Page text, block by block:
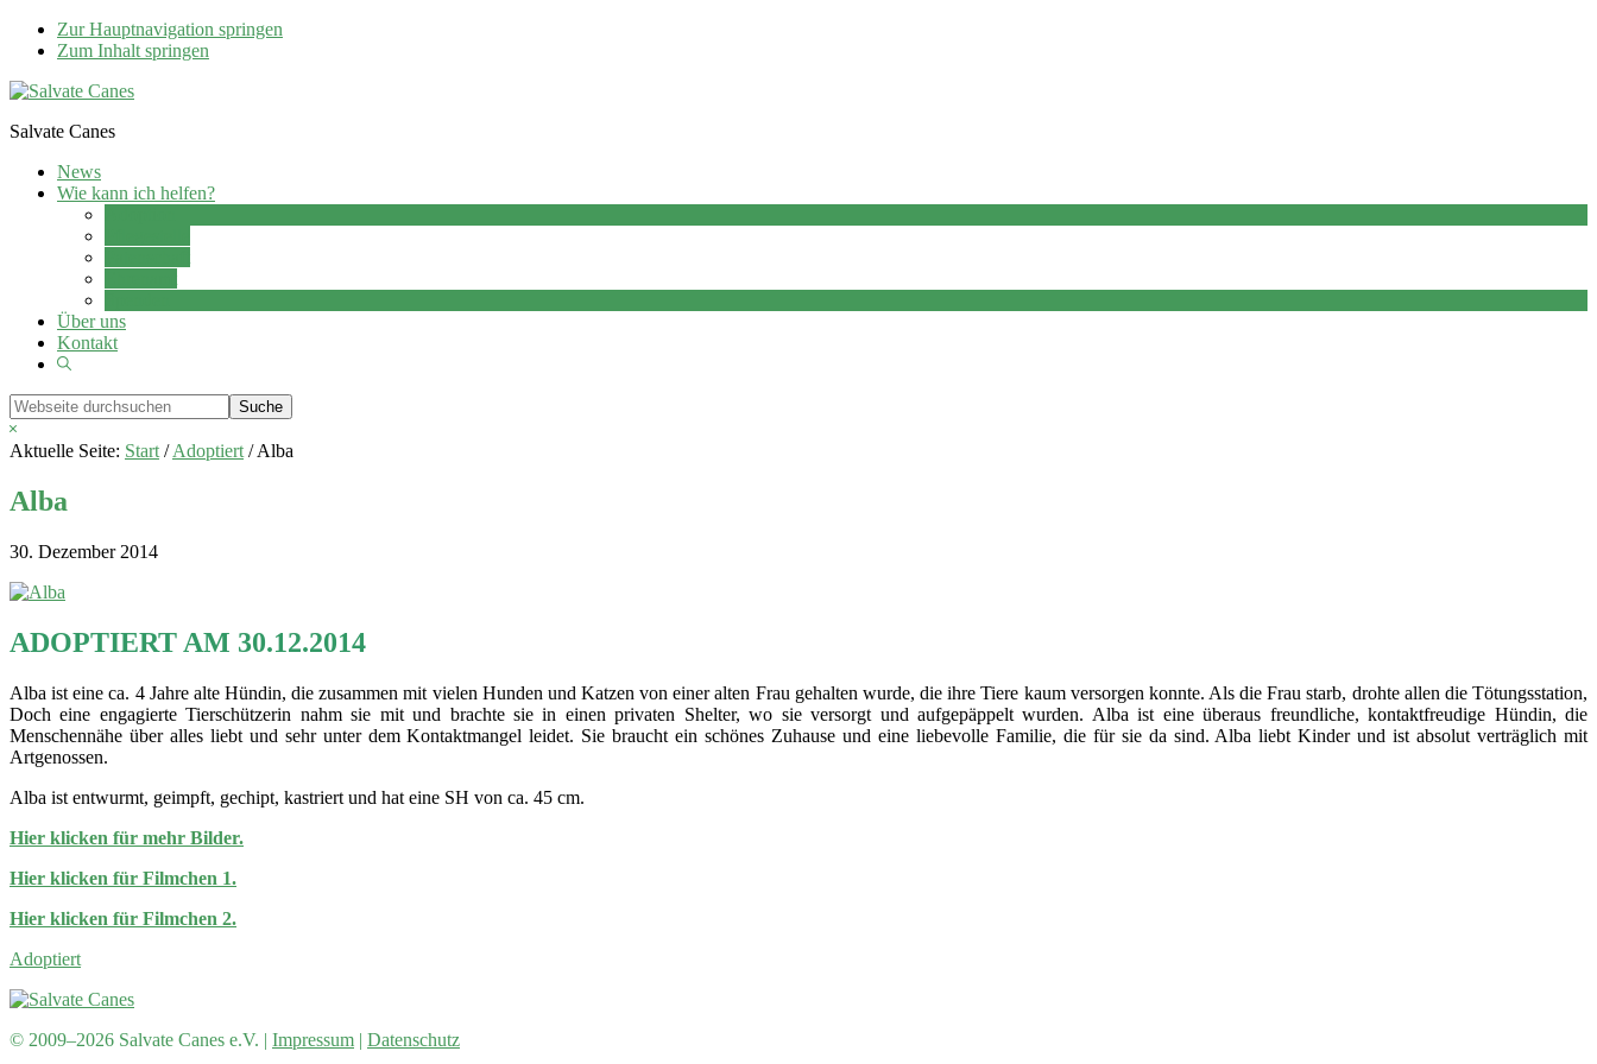
Zur Hauptnavigation springen
Zum Inhalt springen
Salvate Canes
News
Wie kann ich helfen?
Über uns
Kontakt
Show
Webseite
durchsuchen
Hide
Search
Aktuelle Seite: Start / Adoptiert /Alba
Alba
30. Dezember 2014
ADOPTIERT AM 30.12.2014
Alba ist eine ca. 4 Jahre alte Hündin, die zusammen mit vielen Hunden und Katzen von einer alten Frau gehalten wurde, die ihre Tiere kaum versorgen konnte. Als die Frau starb, drohte allen die Tötungsstation,
Doch eine engagierte Tierschützerin nahm sie mit und brachte sie in einen privaten Shelter, wo sie versorgt und aufgepäppelt wurden. Alba ist eine überaus freundliche, kontaktfreudige Hündin, die
Menschennähe über alles liebt und sehr unter dem Kontaktmangel leidet. Sie braucht ein schönes Zuhause und eine liebevolle Familie, die für sie da sind. Alba liebt Kinder und ist absolut verträglich mit
Artgenossen.
Alba ist entwurmt, geimpft, gechipt, kastriert und hat eine SH von ca. 45 cm.
Hier klicken für mehr Bilder.
Hier klicken für Filmchen 1.
Hier klicken für Filmchen 2.
Adoptiert
© 2009–2026 Salvate Canes e.V. | Impressum | Datenschutz